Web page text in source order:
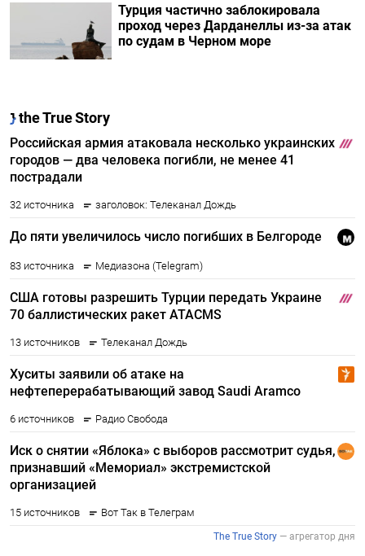
Турция частично заблокировала
проход через Дарданеллы из-за атак
по судам в Черном море